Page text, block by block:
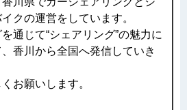
イクの運営をしています。
通じて“シェアリング”の魅力に
香川から全国へ発信していき
お願いします。